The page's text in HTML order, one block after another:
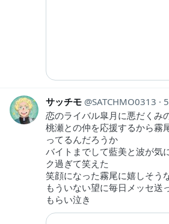
サッチモ SATCHMO0313
恋のライバル皐月に悪だくみ
桃瀬との仲を応援するから霧
ってるんだろうか
バイトまでして藍美と波が気
ク過ぎて笑えた
笑顔になった霧尾に嬉しそう
もういない望に毎日メッセ送
もらい泣き